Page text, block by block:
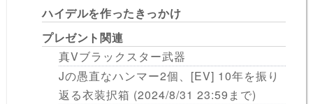
ハイデルを作ったきっかけ
プレゼント関連
真Vブラックスター武器
Jの愚直なハンマー2個、[EV] 10年を振り
返る衣装択箱 (2024/8/31 23:59まで)